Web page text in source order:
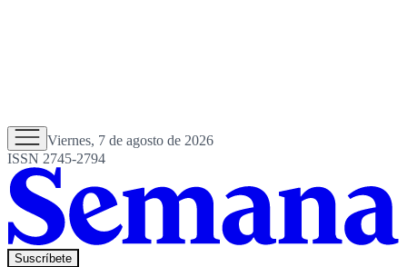
Viernes, 7 de agosto de 2026
ISSN 2745-2794
Suscríbete